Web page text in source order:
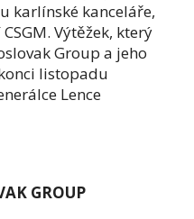
karlínské kanceláře,
Výtěžek, který
Group a jeho
listopadu
Lence
GROUP